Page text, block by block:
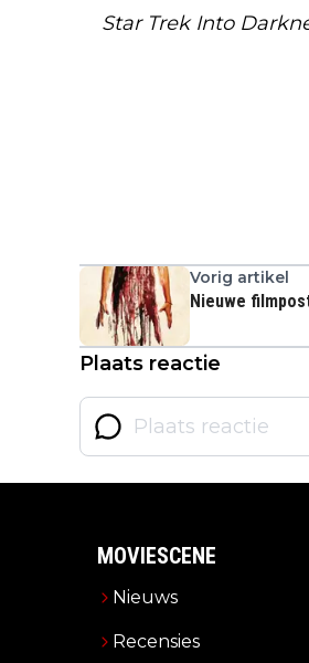
Star Trek Into
Vorig artikel
Nieuwe
Plaats reactie
MOVIESCENE
Nieuws
Recensies